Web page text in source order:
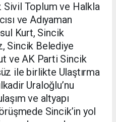
Toplum ve Halkla
ve Adıyaman
Kurt, Sincik
Sincik Belediye
ve AK Parti Sincik
ile birlikte Ulaştırma
Uraloğlu’nu
ve altyapı
Sincik’in yol